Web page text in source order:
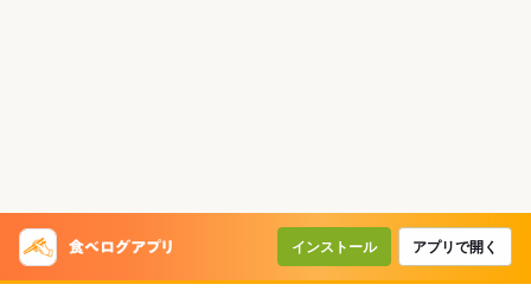
インストール アプリで開く